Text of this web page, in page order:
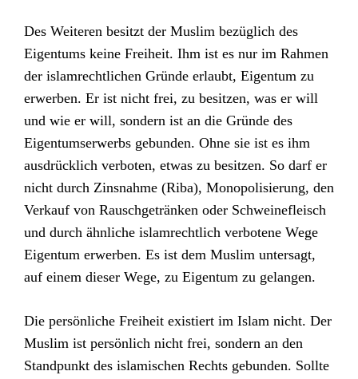
Des Weiteren besitzt der Muslim bezüglich des
Eigentums keine Freiheit. Ihm ist es nur im Rahmen
der islamrechtlichen Gründe erlaubt, Eigentum zu
erwerben. Er ist nicht frei, zu besitzen, was er will
und wie er will, sondern ist an die Gründe des
Eigentumserwerbs gebunden. Ohne sie ist es ihm
ausdrücklich verboten, etwas zu besitzen. So darf er
nicht durch Zinsnahme (Riba), Monopolisierung, den
Verkauf von Rauschgetränken oder Schweinefleisch
und durch ähnliche islamrechtlich verbotene Wege
Eigentum erwerben. Es ist dem Muslim untersagt,
auf einem dieser Wege, zu Eigentum zu gelangen.
Die persönliche Freiheit existiert im Islam nicht. Der
Muslim ist persönlich nicht frei, sondern an den
Standpunkt des islamischen Rechts gebunden. Sollte